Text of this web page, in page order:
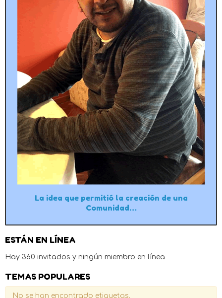
La idea que permitió la creación de una
Comunidad…
ESTÁN EN LÍNEA
Hay 360 invitados y ningún miembro en línea
TEMAS POPULARES
No se han encontrado etiquetas.